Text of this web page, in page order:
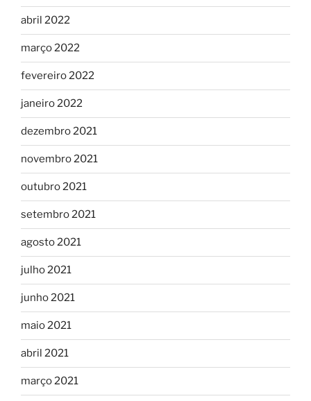
abril 2022
março 2022
fevereiro 2022
janeiro 2022
dezembro 2021
novembro 2021
outubro 2021
setembro 2021
agosto 2021
julho 2021
junho 2021
maio 2021
abril 2021
março 2021